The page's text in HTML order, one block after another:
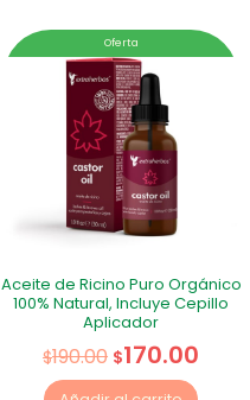
Oferta
Aceite de Ricino Puro Orgánico
100% Natural, Incluye Cepillo
Aplicador
$190.00 $170.00